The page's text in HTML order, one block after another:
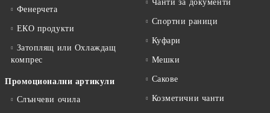
Фенерчета
ЕКО продукти
Затоплящ или Охлаждащ
компрес
Промоционални артикули
Слънчеви очила
Чанти за документи
Спортни раници
Куфари
Мешки
Сакове
Козметични чанти